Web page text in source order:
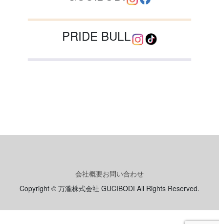
PRIDE BULL
会社概要お問い合わせ
Copyright © 万瀧株式会社 GUCIBODI All Rights Reserved.